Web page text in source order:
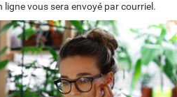
vous sera envoyé par courriel.